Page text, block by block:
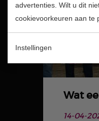
advertenties. Wilt u dit
cookievoorkeuren aan te
Instellingen
Wat
14-04-